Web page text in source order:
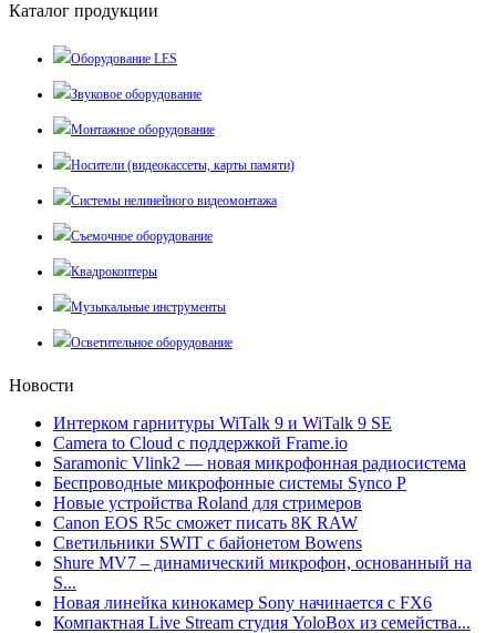
Каталог продукции
Оборудование LES
Звуковое оборудование
Монтажное оборудование
Носители (видеокассеты, карты памяти)
Системы нелинейного видеомонтажа
Съемочное оборудование
Квадрокоптеры
Музыкальные инструменты
Осветительное оборудование
Новости
Интерком гарнитуры WiTalk 9 и WiTalk 9 SE
Camera to Cloud с поддержкой Frame.io
Saramonic Vlink2 — новая микрофонная радиосистема
Беспроводные микрофонные системы Synco P
Новые устройства Roland для стримеров
Canon EOS R5c сможет писать 8К RAW
Светильники SWIT с байонетом Bowens
Shure MV7 – динамический микрофон, основанный на
S...
Новая линейка кинокамер Sony начинается с FX6
Компактная Live Stream студия YoloBox из семейства...